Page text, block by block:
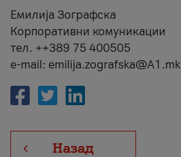
Емилија Зографска
Корпоративни комуникации
тел. ++389 75 400505
e-mail: emilija.zografska@A1.mk
Назад